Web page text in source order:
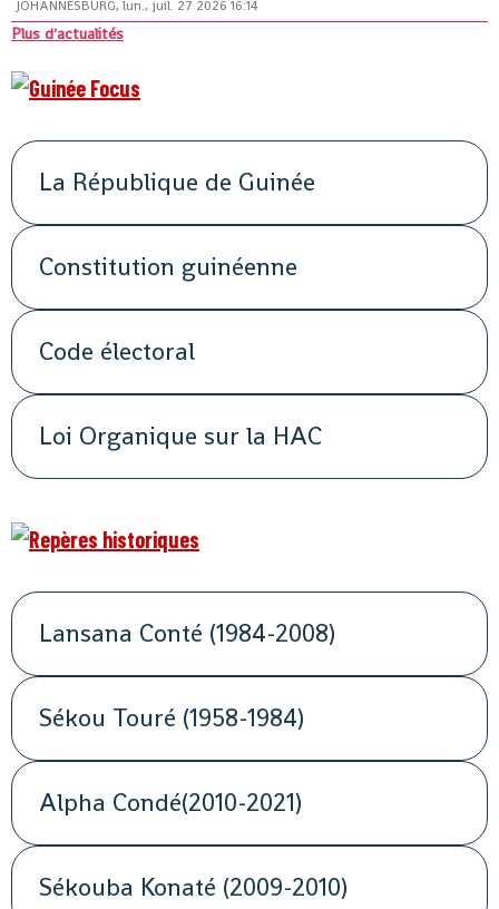
JOHANNESBURG, lun., juil. 27 2026 16:14
Plus d'actualités
La République de Guinée
Constitution guinéenne
Code électoral
Loi Organique sur la HAC
Lansana Conté (1984-2008)
Sékou Touré (1958-1984)
Alpha Condé(2010-2021)
Sékouba Konaté (2009-2010)